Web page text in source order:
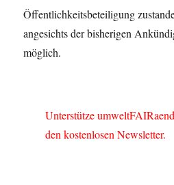
Öffentlichkeitsbeteiligung
angesichts der bisherigen
möglich.
Unterstütze
den kostenlosen Newsletter.